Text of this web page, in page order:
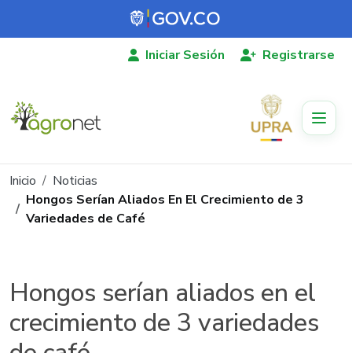
Pasar al contenido principal
Iniciar Sesión Registrarse
Ruta de navegación
Inicio
Noticias
Hongos Serían Aliados En El Crecimiento de 3
Variedades de Café
Hongos serían aliados en el
crecimiento de 3 variedades